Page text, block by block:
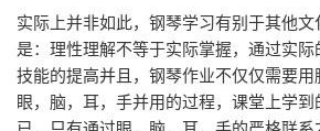
实际上并非如此，钢琴学习有别于其他
是：理性理解不等于实际掌握，通过实
技能的提高并且，钢琴作业不仅仅需要
眼，脑，耳，手并用的过程，课堂上学